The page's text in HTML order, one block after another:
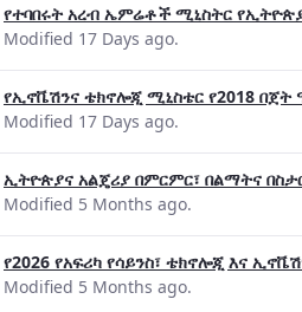
የተባበሩት አረብ ኤምሬቶች ሚኒስትር
Modified 17 Days ago.
የኢኖቬሽንና ቴክኖሎጂ ሚኒስቴር የ2018
Modified 17 Days ago.
ኢትዮጵያና አልጄሪያ በምርምር፣ በልማትና
Modified 5 Months ago.
የ2026 የአፍሪካ የሳይንስ፣ ቴክኖሎጂ እና
Modified 5 Months ago.